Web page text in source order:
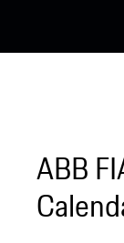
ABB